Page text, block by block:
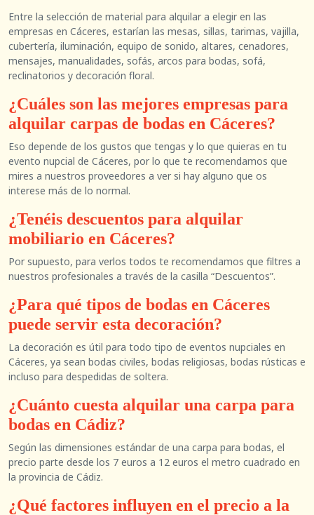
Entre la selección de material para alquilar a elegir en las
empresas en Cáceres, estarían las mesas, sillas, tarimas, vajilla,
cubertería, iluminación, equipo de sonido, altares, cenadores,
mensajes, manualidades, sofás, arcos para bodas, sofá,
reclinatorios y decoración floral.
¿Cuáles son las mejores empresas para
alquilar carpas de bodas en Cáceres?
Eso depende de los gustos que tengas y lo que quieras en tu
evento nupcial de Cáceres, por lo que te recomendamos que
mires a nuestros proveedores a ver si hay alguno que os
interese más de lo normal.
¿Tenéis descuentos para alquilar
mobiliario en Cáceres?
Por supuesto, para verlos todos te recomendamos que filtres a
nuestros profesionales a través de la casilla “Descuentos”.
¿Para qué tipos de bodas en Cáceres
puede servir esta decoración?
La decoración es útil para todo tipo de eventos nupciales en
Cáceres, ya sean bodas civiles, bodas religiosas, bodas rústicas e
incluso para despedidas de soltera.
¿Cuánto cuesta alquilar una carpa para
bodas en Cádiz?
Según las dimensiones estándar de una carpa para bodas, el
precio parte desde los 7 euros a 12 euros el metro cuadrado en
la provincia de Cádiz.
¿Qué factores influyen en el precio a la